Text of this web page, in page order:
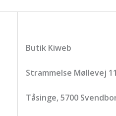
Butik Kiweb
Strammelse Møllevej
Tåsinge, 5700